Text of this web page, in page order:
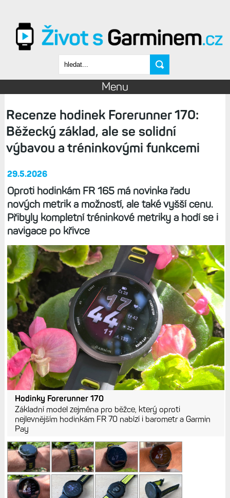
Vyhledávání
Menu
Recenze hodinek Forerunner 170:
Běžecký základ, ale se solidní
výbavou a tréninkovými funkcemi
29.5.2026
Oproti hodinkám FR 165 má novinka řadu
nových metrik a možností, ale také vyšší cenu.
Přibyly kompletní tréninkové metriky a hodí se i
navigace po křivce
Hodinky Forerunner 170
Základní model zejména pro běžce, který oproti
nejlevnějším hodinkám FR 70 nabízí i barometr a Garmin
Pay